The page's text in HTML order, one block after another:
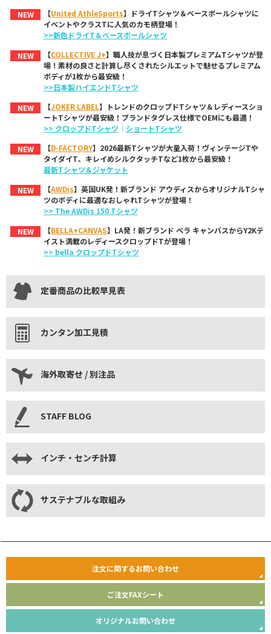
NEW
【United AthleSports】ドライTシャツ＆ベースボールシャツに
イベントやクラスTに人気のカモ柄登場！
>>新色ドライT＆ベースボールシャツ
NEW
【COLLECTIVE J+】職人技が息づく日本製プレミアムTシャツが登
場！素材の良さと計算し尽くされたシルエットで魅せるプレミアム
ボディが1枚から最安級！
>>日本製ハイエンドTシャツ
NEW
【JOKER LABEL】トレンドのクロップドTシャツ＆レディースショ
ートTシャツが最安級！ブランドタグレス仕様でOEMにも最適！
>> クロップドTシャツ ｜ ショートTシャツ
NEW
【D-FACTORY】2026最新Tシャツが大量入荷！ヴィンテージTや
タイダイT、キレイめシルクタッチTなど1枚から最安級！
最新Tシャツ＆ジャケット
NEW
【AWDis】英国UK発！新ブランド アウディスからオリジナルTシャ
ツのボディに最適なおしゃれTシャツが登場！
>> The AWDis 150 Tシャツ
NEW
【BELLA+CANVAS】LA発！新ブランド ベラ キャンバスからY2Kテ
イスト満載のレディースクロップドTが登場！
>> bella クロップドTシャツ
定番商品の比較早見表
カンタン加工見積
海外取寄せ / 別注品
STAFF BLOG
インチ・センチ計算
サステナブルな取組み
注文に関するお問い合わせ
ご注文FAXシート
オリジナルお問い合わせ